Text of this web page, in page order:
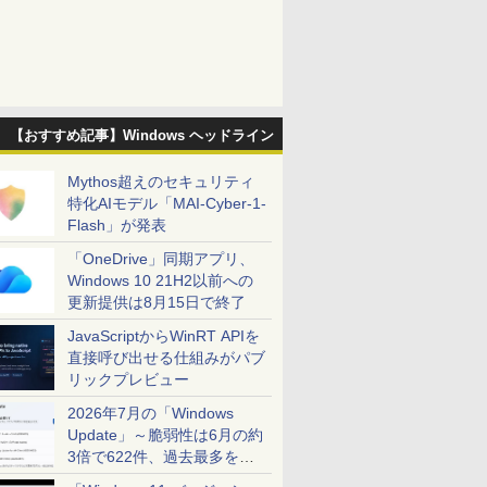
【おすすめ記事】Windows ヘッドライン
Mythos超えのセキュリティ
特化AIモデル「MAI-Cyber-1-
Flash」が発表
「OneDrive」同期アプリ、
Windows 10 21H2以前への
更新提供は8月15日で終了
JavaScriptからWinRT APIを
直接呼び出せる仕組みがパブ
リックプレビュー
2026年7月の「Windows
Update」～脆弱性は6月の約
3倍で622件、過去最多を大
幅に更新